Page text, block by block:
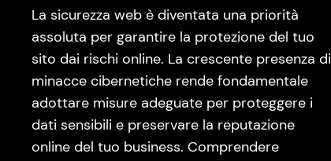
La sicurezza web è diventata una priorità
assoluta per garantire la protezione del tuo
sito dai rischi online. La crescente presenza di
minacce cibernetiche rende fondamentale
adottare misure adeguate per proteggere i
dati sensibili e preservare la reputazione
online del tuo business. Comprendere